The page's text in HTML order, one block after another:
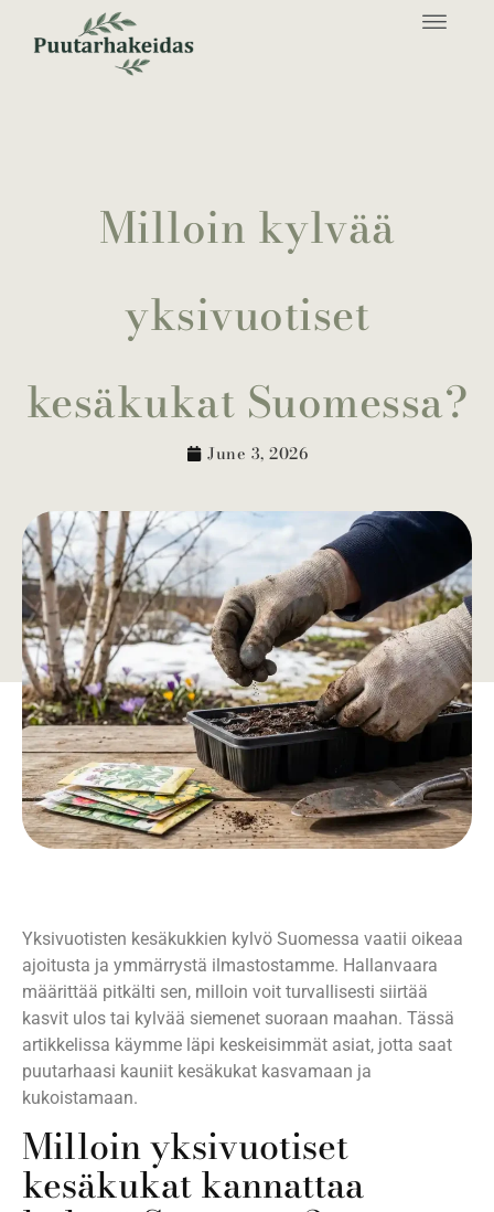
Milloin kylvää
yksivuotiset
kesäkukat Suomessa?
June 3, 2026
Yksivuotisten kesäkukkien kylvö Suomessa vaatii oikeaa
ajoitusta ja ymmärrystä ilmastostamme. Hallanvaara
määrittää pitkälti sen, milloin voit turvallisesti siirtää
kasvit ulos tai kylvää siemenet suoraan maahan. Tässä
artikkelissa käymme läpi keskeisimmät asiat, jotta saat
puutarhaasi kauniit kesäkukat kasvamaan ja
kukoistamaan.
Milloin yksivuotiset
kesäkukat kannattaa